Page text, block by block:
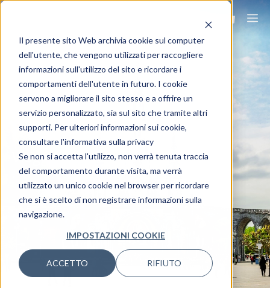
Il presente sito Web archivia cookie sul computer
dell'utente, che vengono utilizzati per raccogliere
informazioni sull'utilizzo del sito e ricordare i
comportamenti dell'utente in futuro. I cookie
servono a migliorare il sito stesso e a offrire un
servizio personalizzato, sia sul sito che tramite altri
supporti. Per ulteriori informazioni sui cookie,
consultare l'informativa sulla privacy
Se non si accetta l'utilizzo, non verrà tenuta traccia
del comportamento durante visita, ma verrà
utilizzato un unico cookie nel browser per ricordare
che si è scelto di non registrare informazioni sulla
navigazione.
IMPOSTAZIONI COOKIE
ACCETTO RIFIUTO
LOURDES IN BUS
Viaggia ovunque, viaggia Ovet.